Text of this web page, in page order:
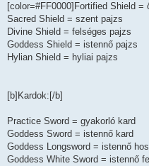
[color=#FF0000]Fortified Shield
Sacred Shield = szent pajzs
Divine Shield = felséges pajzs
Goddess Shield = istennő pajzs
Hylian Shield = hyliai pajzs
[b]Kardok:[/b]
Practice Sword = gyakorló kard
Goddess Sword = istennő kard
Goddess Longsword = istennő
Goddess White Sword = istennő